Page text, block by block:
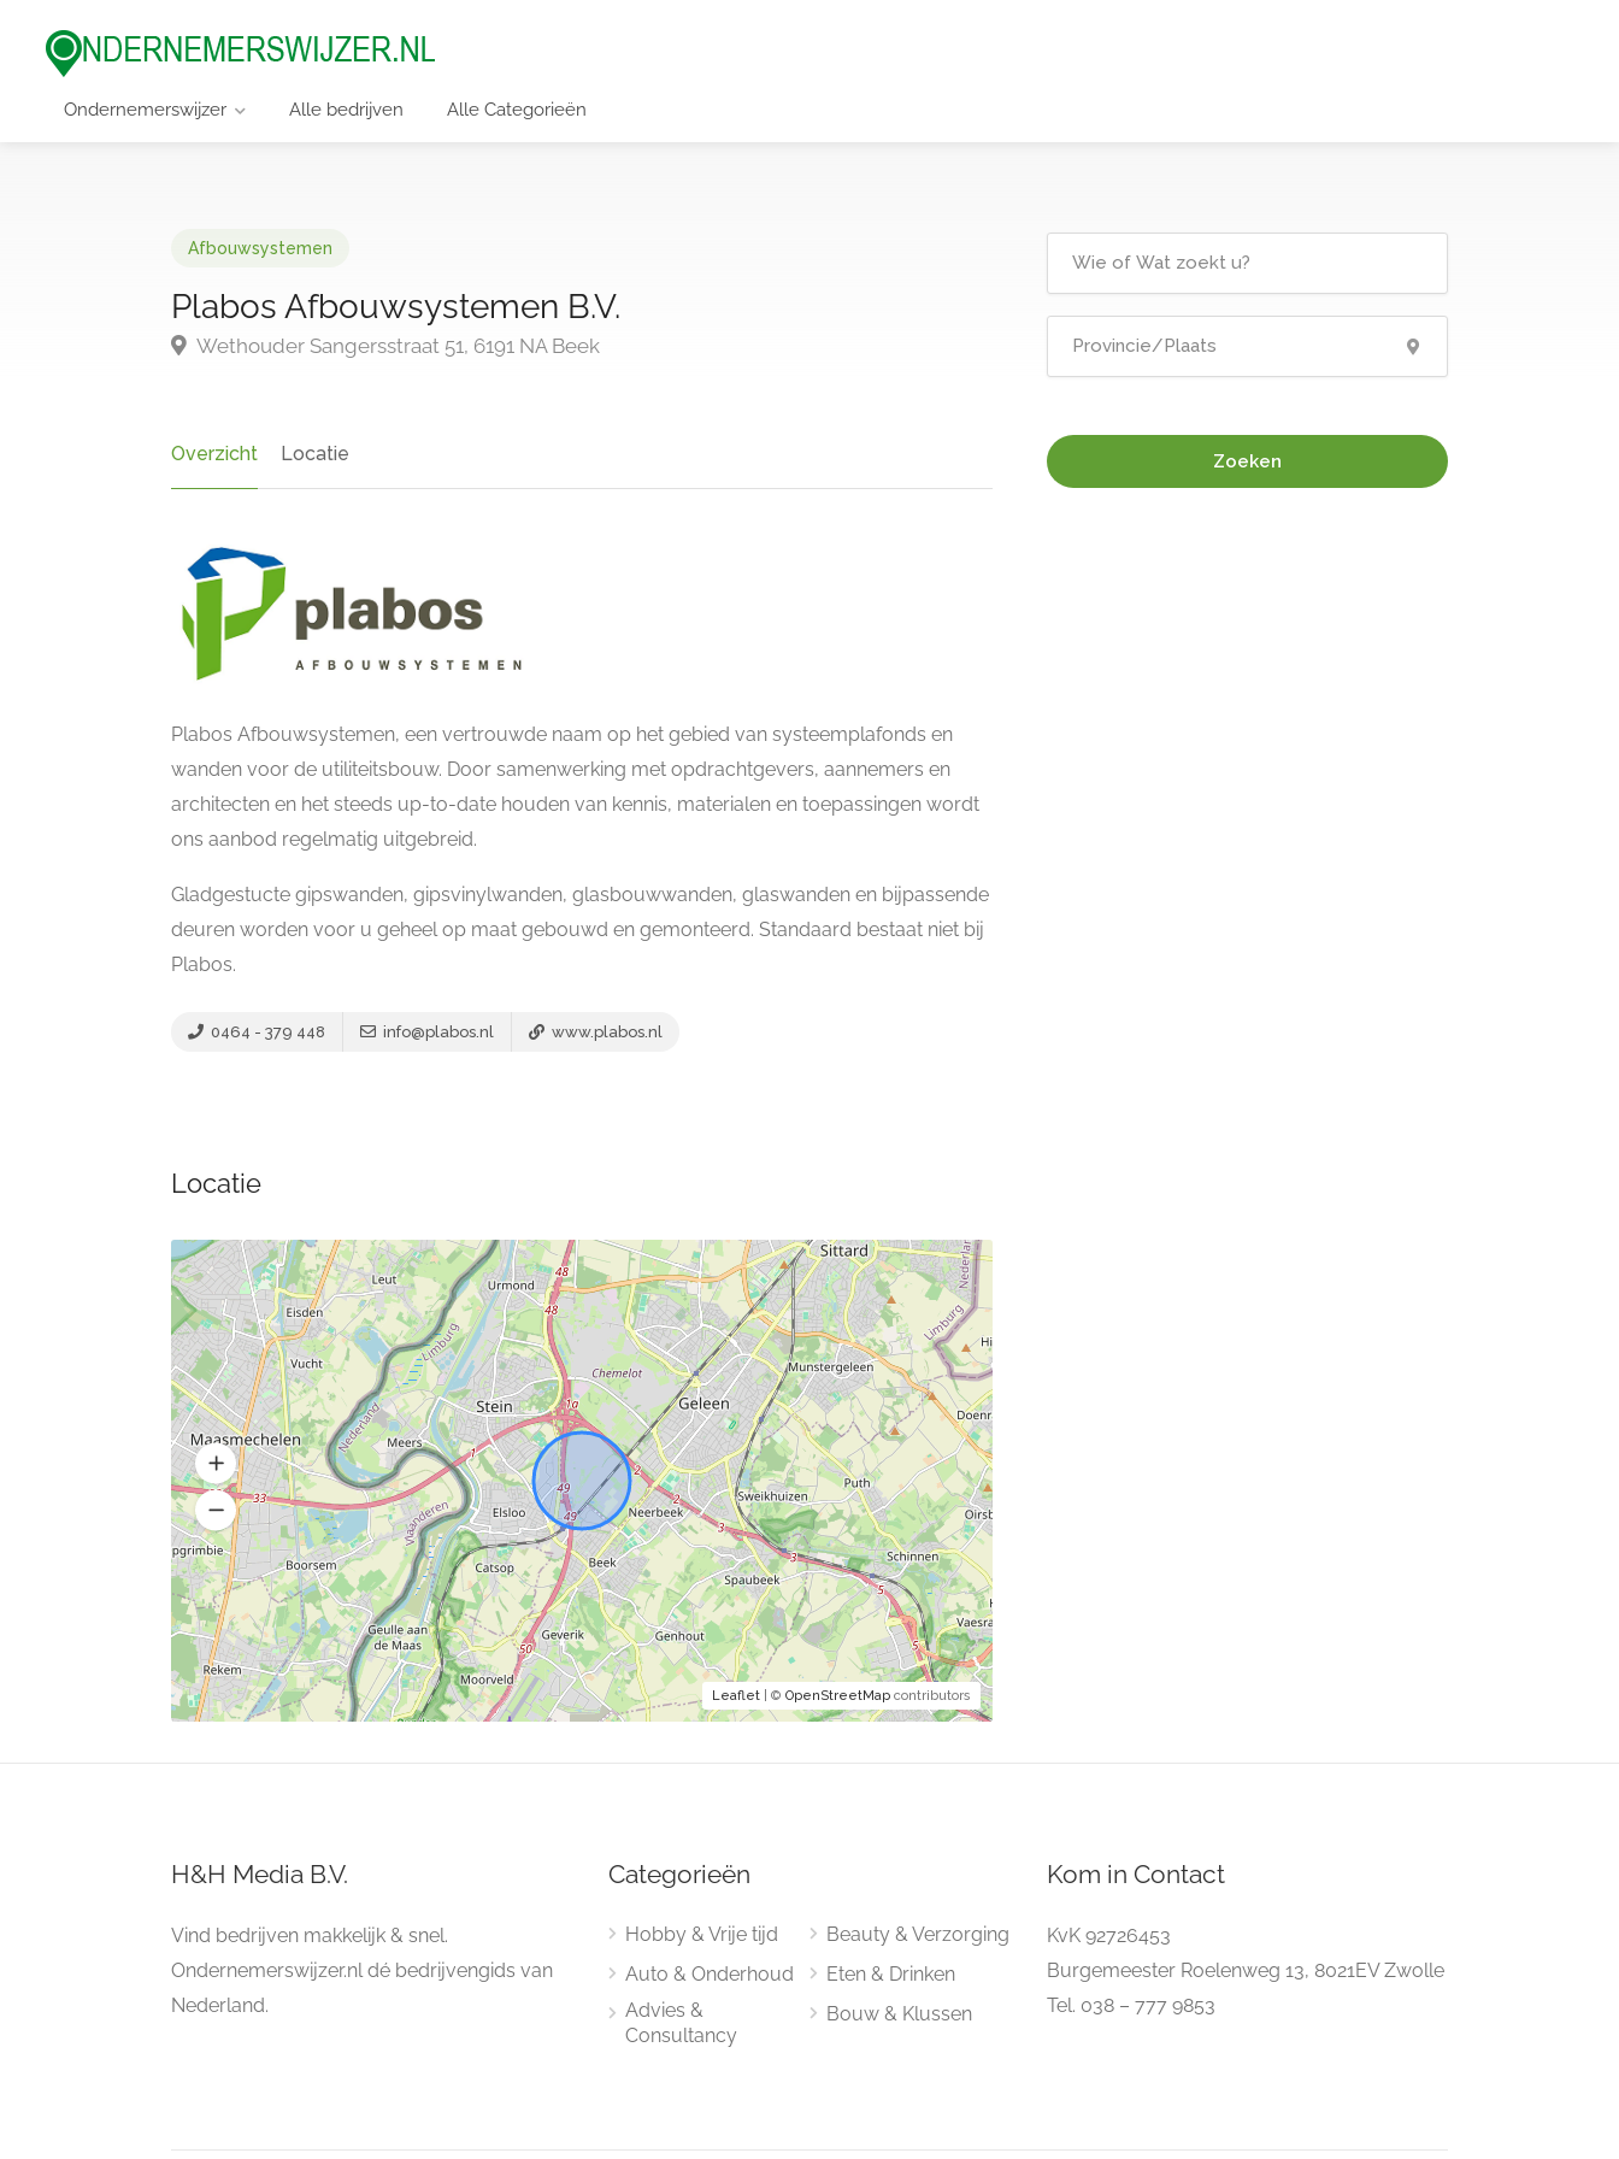
Ondernemerswijzer Alle bedrijven Alle Categorieën
Afbouwsystemen
Plabos Afbouwsystemen B.V.
Wethouder Sangersstraat 51, 6191 NA Beek
Overzicht Locatie
Plabos Afbouwsystemen, een vertrouwde naam op het gebied van systeemplafonds en
wanden voor de utiliteitsbouw. Door samenwerking met opdrachtgevers, aannemers en
architecten en het steeds up-to-date houden van kennis, materialen en toepassingen wordt
ons aanbod regelmatig uitgebreid.
Gladgestucte gipswanden, gipsvinylwanden, glasbouwwanden, glaswanden en bijpassende
deuren worden voor u geheel op maat gebouwd en gemonteerd. Standaard bestaat niet bij
Plabos.
0464 - 379 448 info@plabos.nl www.plabos.nl
Locatie
Leaflet| © OpenStreetMapcontributors
Zoeken
H&H Media B.V.
Vind bedrijven makkelijk & snel.
Ondernemerswijzer.nl dé bedrijvengids van
Nederland.
Categorieën
Hobby & Vrije tijd
Auto & Onderhoud
Advies &
Consultancy
Beauty & Verzorging
Eten & Drinken
Bouw & Klussen
Kom in Contact
KvK 92726453
Burgemeester Roelenweg 13, 8021EV Zwolle
Tel. 038 – 777 9853